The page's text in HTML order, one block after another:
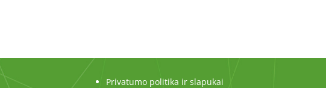
Privatumo politika ir slapukai